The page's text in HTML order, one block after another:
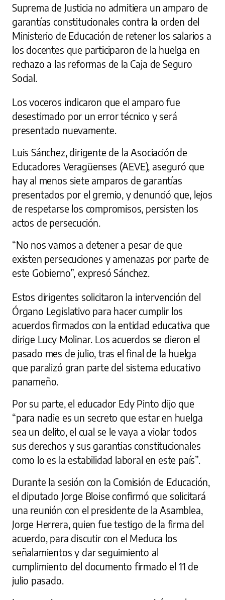
Suprema de Justicia no admitiera un amparo de
garantías constitucionales contra la orden del
Ministerio de Educación de retener los salarios a
los docentes que participaron de la huelga en
rechazo a las reformas de la Caja de Seguro
Social.
Los voceros indicaron que el amparo fue
desestimado por un error técnico y será
presentado nuevamente.
Luis Sánchez, dirigente de la Asociación de
Educadores Veragüenses (AEVE), aseguró que
hay al menos siete amparos de garantías
presentados por el gremio, y denunció que, lejos
de respetarse los compromisos, persisten los
actos de persecución.
“No nos vamos a detener a pesar de que
existen persecuciones y amenazas por parte de
este Gobierno”, expresó Sánchez.
Estos dirigentes solicitaron la intervención del
Órgano Legislativo para hacer cumplir los
acuerdos firmados con la entidad educativa que
dirige Lucy Molinar. Los acuerdos se dieron el
pasado mes de julio, tras el final de la huelga
que paralizó gran parte del sistema educativo
panameño.
Por su parte, el educador Edy Pinto dijo que
“para nadie es un secreto que estar en huelga
sea un delito, el cual se le vaya a violar todos
sus derechos y sus garantias constitucionales
como lo es la estabilidad laboral en este país”.
Durante la sesión con la Comisión de Educación,
el diputado Jorge Bloise confirmó que solicitará
una reunión con el presidente de la Asamblea,
Jorge Herrera, quien fue testigo de la firma del
acuerdo, para discutir con el Meduca los
señalamientos y dar seguimiento al
cumplimiento del documento firmado el 11 de
julio pasado.